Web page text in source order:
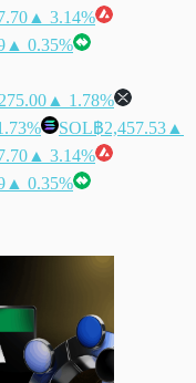
▲ 3.14%
▲ 0.35%
▲ 1.78%
SOL฿2,457.53 ▲
▲ 3.14%
▲ 0.35%